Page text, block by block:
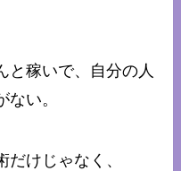
と稼いで、自分の人
い。
けじゃなく、